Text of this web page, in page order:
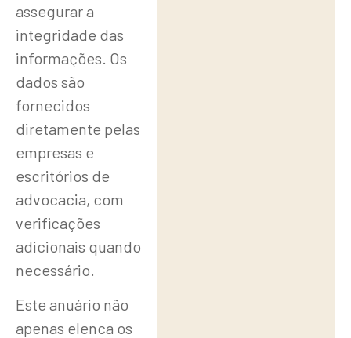
assegurar a
integridade das
informações. Os
dados são
fornecidos
diretamente pelas
empresas e
escritórios de
advocacia, com
verificações
adicionais quando
necessário.
Este anuário não
apenas elenca os